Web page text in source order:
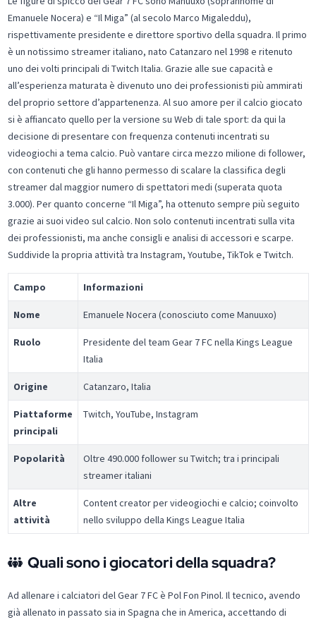
Emanuele Nocera) e “Il Miga” (al secolo Marco Migaleddu),
rispettivamente presidente e direttore sportivo della squadra. Il primo
è un notissimo streamer italiano, nato Catanzaro nel 1998 e ritenuto
uno dei volti principali di Twitch Italia. Grazie alle sue capacità e
all’esperienza maturata è divenuto uno dei professionisti più ammirati
del proprio settore d’appartenenza. Al suo amore per il calcio giocato
si è affiancato quello per la versione su Web di tale sport: da qui la
decisione di presentare con frequenza contenuti incentrati su
videogiochi a tema calcio. Può vantare circa mezzo milione di follower,
con contenuti che gli hanno permesso di scalare la classifica degli
streamer dal maggior numero di spettatori medi (superata quota
3.000). Per quanto concerne “Il Miga”, ha ottenuto sempre più seguito
grazie ai suoi video sul calcio. Non solo contenuti incentrati sulla vita
dei professionisti, ma anche consigli e analisi di accessori e scarpe.
Suddivide la propria attività tra Instagram, Youtube, TikTok e Twitch.
Campo Informazioni
Nome Emanuele Nocera (conosciuto come Manuuxo)
Ruolo
Presidente del team Gear 7 FC nella Kings League
Italia
Origine Catanzaro, Italia
Piattaforme
principali
Twitch, YouTube, Instagram
Popolarità
Oltre 490.000 follower su Twitch; tra i principali
streamer italiani
Altre
attività
Content creator per videogiochi e calcio; coinvolto
nello sviluppo della Kings League Italia
Quali sono i giocatori della squadra?
Ad allenare i calciatori del Gear 7 FC è Pol Fon Pinol. Il tecnico, avendo
già allenato in passato sia in Spagna che in America, accettando di